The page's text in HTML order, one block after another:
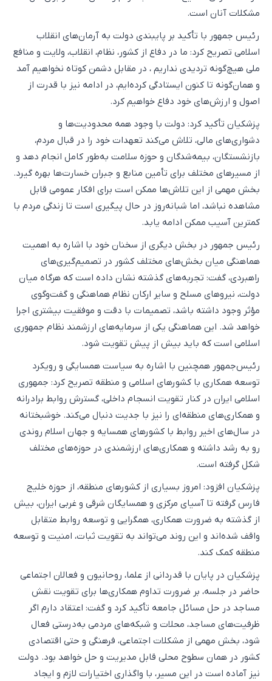
مشکلات آنان است.
رئیس جمهور با تأکید بر پایبندی دولت به آرمان‌های انقلاب
اسلامی تصریح کرد: ما در دفاع از کشور، نظام، انقلاب، ولایت و منافع
ملی هیچ‌گونه تردیدی نداریم ، در مقابل دشمن کوتاه نخواهیم آمد
و همان‌گونه تا کنون ایستادگی کرده‌ایم، در ادامه نیز با قدرت از
اصول و ارزش‌های خود دفاع خواهیم کرد.
پزشکیان تأکید کرد: دولت با وجود همه محدودیت‌ها و
دشواری‌های مالی، تلاش می‌کند تعهدات خود را در قبال مردم،
بازنشستگان، بیمه‌شدگان و حوزه سلامت به‌طور کامل انجام دهد و
از مسیرهای مختلف برای تأمین منابع و جبران خسارت‌ها بهره گیرد.
بخش مهمی از این تلاش‌ها ممکن است برای افکار عمومی قابل
مشاهده نباشد، اما شبانه‌روز در حال پیگیری است تا زندگی مردم با
کمترین آسیب ممکن ادامه یابد.
رئیس جمهور در بخش دیگری از سخنان خود با اشاره به اهمیت
هماهنگی میان بخش‌های مختلف کشور در تصمیم‌گیری‌های
راهبردی، گفت: تجربه‌های گذشته نشان داده است که هرگاه میان
دولت، نیروهای مسلح و سایر ارکان نظام هماهنگی و گفت‌وگوی
مؤثر وجود داشته باشد، تصمیمات با دقت و موفقیت بیشتری اجرا
خواهد شد. این هماهنگی یکی از سرمایه‌های ارزشمند نظام جمهوری
اسلامی است که باید بیش از پیش تقویت شود.
رئیس‌جمهور همچنین با اشاره به سیاست همسایگی و رویکرد
توسعه همکاری با کشورهای اسلامی و منطقه تصریح کرد: جمهوری
اسلامی ایران در کنار تقویت انسجام داخلی، گسترش روابط برادرانه
و همکاری‌های منطقه‌ای را نیز با جدیت دنبال می‌کند. خوشبختانه
در سال‌های اخیر روابط با کشورهای همسایه و جهان اسلام روندی
رو به رشد داشته و همکاری‌های ارزشمندی در حوزه‌های مختلف
شکل گرفته است.
پزشکیان افزود: امروز بسیاری از کشورهای منطقه، از حوزه خلیج
فارس گرفته تا آسیای مرکزی و همسایگان شرقی و غربی ایران، بیش
از گذشته به ضرورت همکاری، همگرایی و توسعه روابط متقابل
واقف شده‌اند و این روند می‌تواند به تقویت ثبات، امنیت و توسعه
منطقه کمک کند.
پزشکیان در پایان با قدردانی از علما، روحانیون و فعالان اجتماعی
حاضر در جلسه، بر ضرورت تداوم همکاری‌ها برای تقویت نقش
مساجد در حل مسائل جامعه تأکید کرد و گفت: اعتقاد دارم اگر
ظرفیت‌های مساجد، محلات و شبکه‌های مردمی به‌درستی فعال
شود، بخش مهمی از مشکلات اجتماعی، فرهنگی و حتی اقتصادی
کشور در همان سطوح محلی قابل مدیریت و حل خواهد بود. دولت
نیز آماده است در این مسیر، با واگذاری اختیارات لازم و ایجاد